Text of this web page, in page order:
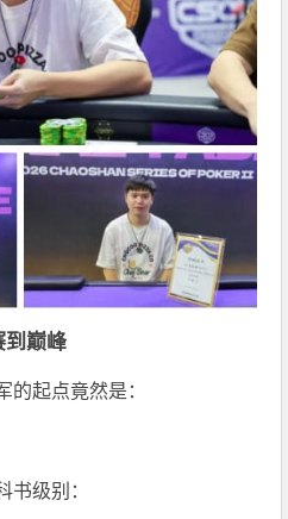
到巅峰
的起点竟然是：
书级别：